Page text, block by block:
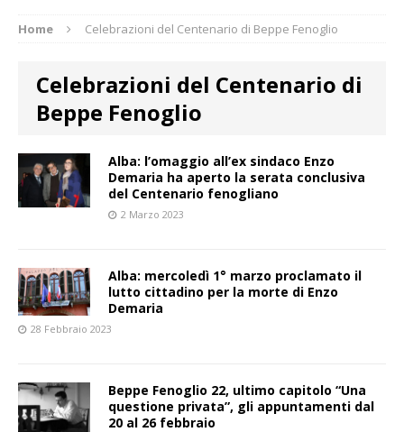
Home Celebrazioni del Centenario di Beppe Fenoglio
Celebrazioni del Centenario di
Beppe Fenoglio
Alba: l’omaggio all’ex sindaco Enzo
Demaria ha aperto la serata conclusiva
del Centenario fenogliano
2 Marzo 2023
Alba: mercoledì 1° marzo proclamato il
lutto cittadino per la morte di Enzo
Demaria
28 Febbraio 2023
Beppe Fenoglio 22, ultimo capitolo “Una
questione privata”, gli appuntamenti dal
20 al 26 febbraio